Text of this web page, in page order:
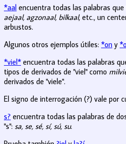
*aal encuentra todas las palabras que
aejaal, agzonaal, bilkaal, etc., un
arbustos.
Algunos otros ejemplos útiles: *on y
*viel* encuentra todas las palabras
tipos de derivados de "viel" como
derivados de "viele".
El signo de interrogación (?) vale por
s? encuentra todas las palabras de
"s": sa, se, sé, sí, sú, su.